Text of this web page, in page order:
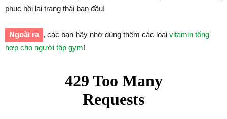
phục hồi lại trạng thái ban đầu!
Ngoài ra , các bạn hãy nhớ dùng thêm các loại vitamin tổng
hợp cho người tập gym!